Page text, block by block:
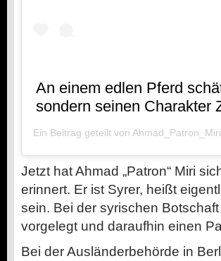
An einem edlen Pferd
sondern seinen Charakter
Ein Beitrag geteilt von Ahmad_Patron_Miri
Jetzt hat Ahmad „Patron“ Miri
erinnert. Er ist Syrer, heißt
sein. Bei der syrischen
vorgelegt und daraufhin einen
Bei der Ausländerbehörde in